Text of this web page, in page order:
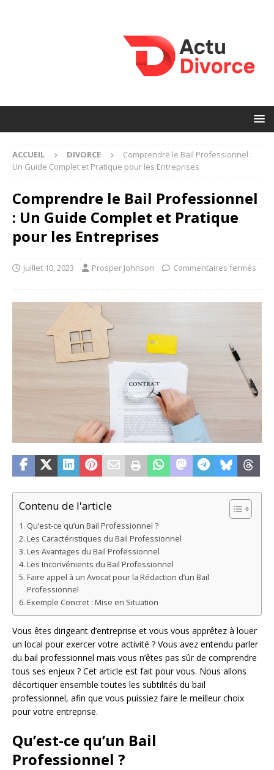
ACCUEIL DIVORCE
Comprendre le Bail Professionnel :
Un Guide Complet et Pratique pour les Entreprises
Comprendre le Bail Professionnel
: Un Guide Complet et Pratique
pour les Entreprises
juillet 10, 2023 Prosper Johnson Commentaires fermés
Contenu de l'article
Qu’est-ce qu’un Bail Professionnel ?
Les Caractéristiques du Bail Professionnel
Les Avantages du Bail Professionnel
Les Inconvénients du Bail Professionnel
Faire appel à un Avocat pour la Rédaction d’un Bail
Professionnel
Exemple Concret : Mise en Situation
Vous êtes dirigeant d’entreprise et vous vous apprêtez à louer
un local pour exercer votre activité ? Vous avez entendu parler
du bail professionnel mais vous n’êtes pas sûr de comprendre
tous ses enjeux ? Cet article est fait pour vous. Nous allons
décortiquer ensemble toutes les subtilités du bail
professionnel, afin que vous puissiez faire le meilleur choix
pour votre entreprise.
Qu’est-ce qu’un Bail
Professionnel ?